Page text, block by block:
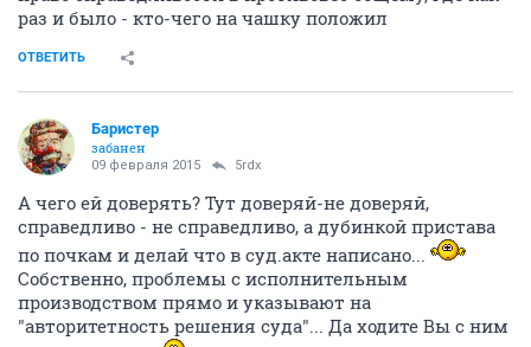
раз и было - кто-чего на чашку положил
ОТВЕТИТЬ
Баристер
забанен
09 февраля 2015 5rdx
А чего ей доверять? Тут доверяй-не доверяй,
справедливо - не справедливо, а дубинкой пристава
по почкам и делай что в суд.акте написано...
Собственно, проблемы с исполнительным
производством прямо и указывают на
"авторитетность решения суда"... Да ходите Вы с ним